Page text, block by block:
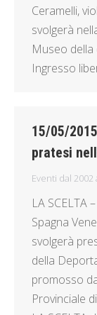
Ceramelli,
svolgerà
Museo
Ingresso
15/05/
pratesi
Eventi dal 2002
LA SCELTA
Spagna
svolgerà
della
promosso
Provinciale